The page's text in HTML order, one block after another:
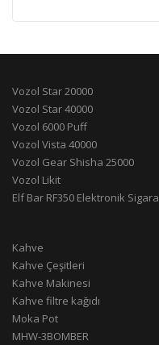
Vozol Star 20000
Vozol Star 40000
Vozol 6000 Puff
Vozol Vista 40000
Vozol Gear Shisha 25000
Vozol Likit
Elf Bar RF350 Elektronik Sigara
Kahve
Kahve Çeşitleri
Kahve Makinesi
Kahve filtre kağıdı
Moka Pot
MHW-3BOMBER